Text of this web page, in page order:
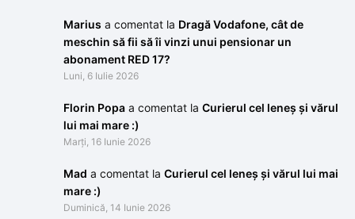
Marius a comentat la Dragă Vodafone, cât de
meschin să fii să îi vinzi unui pensionar un
abonament RED 17?
Luni, 6 Iulie 2026
Florin Popa a comentat la Curierul cel leneș și vărul
lui mai mare :)
Marți, 16 Iunie 2026
Mad a comentat la Curierul cel leneș și vărul lui mai
mare :)
Duminică, 14 Iunie 2026